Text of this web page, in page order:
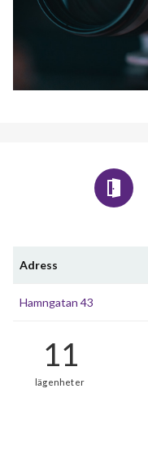
Adress
Hamngatan 43